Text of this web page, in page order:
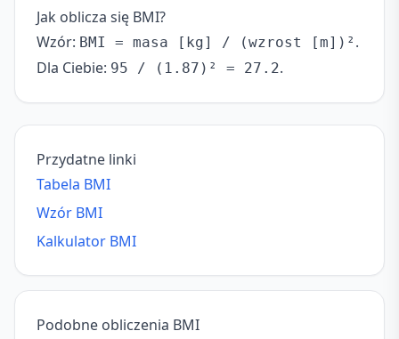
Jak oblicza się BMI?
Wzór: BMI = masa [kg] / (wzrost [m])² .
Dla Ciebie: 95 / (1.87)² = 27.2.
Przydatne linki
Tabela BMI
Wzór BMI
Kalkulator BMI
Podobne obliczenia BMI